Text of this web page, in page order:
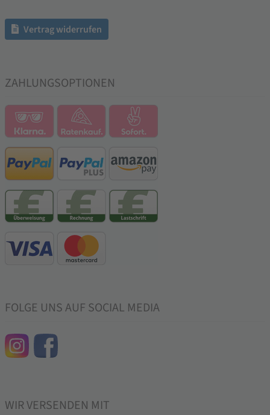
Vertrag widerrufen
ZAHLUNGSOPTIONEN
FOLGE UNS AUF SOCIAL MEDIA
WIR VERSENDEN MIT